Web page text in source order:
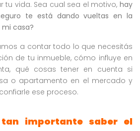
tu vida. Sea cual sea el motivo, hay
te está dando vueltas en la
casa?
a contar todo lo que necesitás
de tu inmueble, cómo influye en
qué cosas tener en cuenta si
o apartamento en el mercado y
ese proceso.
importante saber el